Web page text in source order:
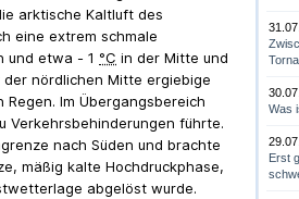
arktische Kaltluft des
eine extrem schmale
und etwa - 1 °C in der Mitte und
nördlichen Mitte ergiebige
Im Übergangsbereich
Verkehrsbehinderungen führte.
nach Süden und brachte
mäßig kalte Hochdruckphase,
abgelöst wurde.
Was
Erst